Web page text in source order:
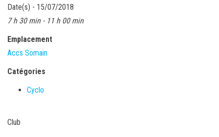
Date(s) - 15/07/2018
7 h 30 min - 11 h 00 min
Emplacement
Accs Somain
Catégories
Cyclo
Club